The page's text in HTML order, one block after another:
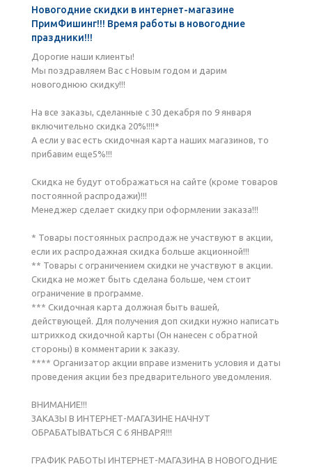
Новогодние скидки в интернет-магазине
ПримФишинг!!! Время работы в новогодние
праздники!!!
Дорогие наши клиенты!
Мы поздравляем Вас с Новым годом и дарим
новогоднюю скидку!!!
На все заказы, сделанные с 30 декабря по 9 января
включительно скидка 20%!!!!*
А если у вас есть скидочная карта наших магазинов, то
прибавим еще5%!!!
Скидка не будут отображаться на сайте (кроме товаров
постоянной распродажи)!!!
Менеджер сделает скидку при оформлении заказа!!!
* Товары постоянных распродаж не участвуют в акции,
если их распродажная скидка больше акционной!!!
** Товары с ограничением скидки не участвуют в акции.
Скидка не может быть сделана больше, чем стоит
ограничение в программе.
*** Скидочная карта должная быть вашей,
действующей. Для получения доп скидки нужно написать
штрихкод скидочной карты (Он нанесен с обратной
стороны) в комментарии к заказу.
**** Организатор акции вправе изменить условия и даты
проведения акции без предварительного уведомления.
ВНИМАНИЕ!!!
ЗАКАЗЫ В ИНТЕРНЕТ-МАГАЗИНЕ НАЧНУТ
ОБРАБАТЫВАТЬСЯ С 6 ЯНВАРЯ!!!
ГРАФИК РАБОТЫ ИНТЕРНЕТ-МАГАЗИНА В НОВОГОДНИЕ